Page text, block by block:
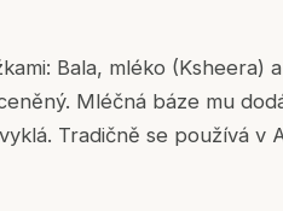
Bala, mléko (Ksheera)
Mléčná báze mu
Tradičně se používá v